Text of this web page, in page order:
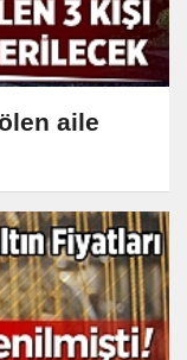
aile